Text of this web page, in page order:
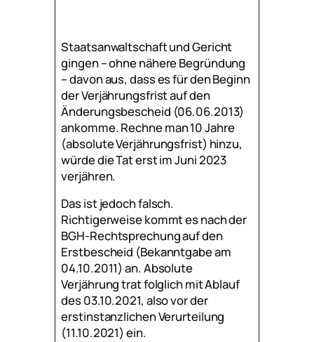
Staatsanwaltschaft und Gericht
gingen – ohne nähere Begründung
– davon aus, dass es für den Beginn
der Verjährungsfrist auf den
Änderungsbescheid (06.06.2013)
ankomme. Rechne man 10 Jahre
(absolute Verjährungsfrist) hinzu,
würde die Tat erst im Juni 2023
verjähren.
Das ist jedoch falsch.
Richtigerweise kommt es nach der
BGH-Rechtsprechung auf den
Erstbescheid (Bekanntgabe am
04.10.2011) an. Absolute
Verjährung trat folglich mit Ablauf
des 03.10.2021, also vor der
erstinstanzlichen Verurteilung
(11.10.2021) ein.